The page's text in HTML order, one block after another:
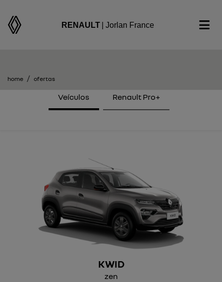
RENAULT | Jorlan France
home ofertas
Veículos Renault Pro+
encontre uma oferta
KWID
zen